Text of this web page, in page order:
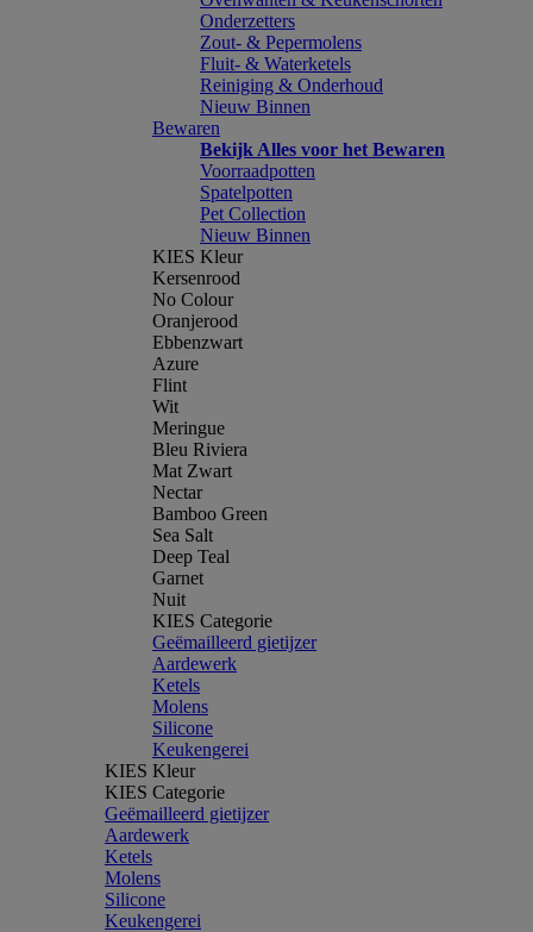
Onderzetters
Zout- & Pepermolens
Fluit- & Waterketels
Reiniging & Onderhoud
Nieuw Binnen
Bewaren
Bekijk Alles voor het Bewaren
Voorraadpotten
Spatelpotten
Pet Collection
Nieuw Binnen
KIES Kleur
Kersenrood
No Colour
Oranjerood
Ebbenzwart
Azure
Flint
Wit
Meringue
Bleu Riviera
Mat Zwart
Nectar
Bamboo Green
Sea Salt
Deep Teal
Garnet
Nuit
KIES Categorie
Geëmailleerd gietijzer
Aardewerk
Ketels
Molens
Silicone
Keukengerei
KIES Kleur
KIES Categorie
Geëmailleerd gietijzer
Aardewerk
Ketels
Molens
Silicone
Keukengerei